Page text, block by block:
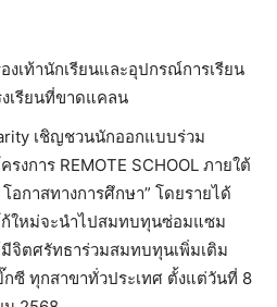
งเท้านักเรียนและอุปกรณ์การเรียน
เรียนที่ขาดแคลน
เชิญชวนนักออกแบบร่วม
รงการ REMOTE SCHOOL ภายใต้
อกาสทางการศึกษา” โดยรายได้
ก้ใหม่จะนำไปสมทบทุนซ่อมแซม
จิตศรัทธาร่วมสมทบทุนเพิ่มเติม
ซี ทุกสาขาทั่วประเทศ ตั้งแต่วันที่ 8